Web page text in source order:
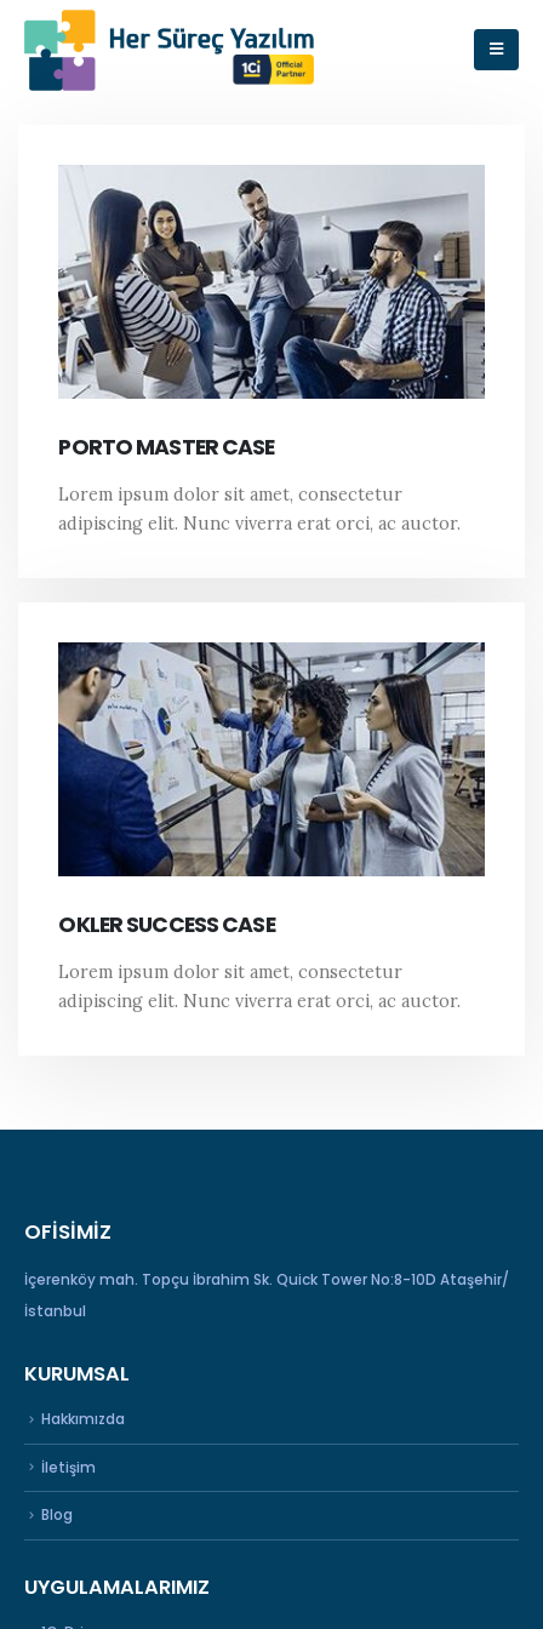
PORTO MASTER CASE
Lorem ipsum dolor sit amet, consectetur
adipiscing elit. Nunc viverra erat orci, ac auctor.
OKLER SUCCESS CASE
Lorem ipsum dolor sit amet, consectetur
adipiscing elit. Nunc viverra erat orci, ac auctor.
OFISIMIZ
İçerenköy mah. Topçu İbrahim Sk. Quick Tower No:8-10D Ataşehir/
İstanbul
KURUMSAL
Hakkımızda
İletişim
Blog
UYGULAMALARIMIZ